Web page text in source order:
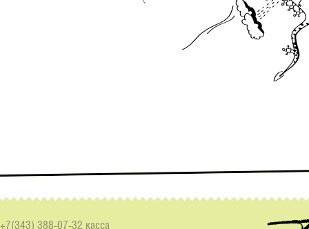
+7(343) 388-07-32 касса